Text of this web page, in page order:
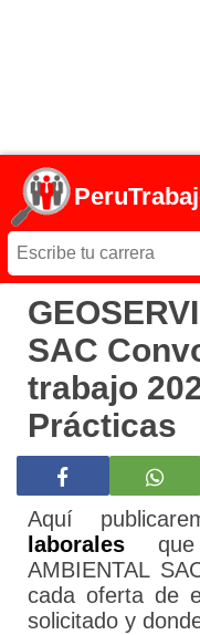
SAC
trabajo
Prácticas
Aquí
laborales que
AMBIENTAL
cada oferta de
solicitado y